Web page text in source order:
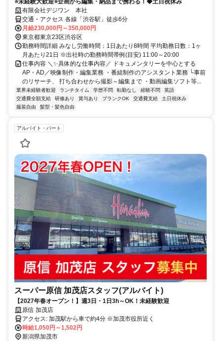
有限会社デジワン 本社
交通・アクセス 各線「渋谷駅」徒歩6分
月給230,000円～350,000円
東京都東京23区渋谷区
勤務時間詳細 みなし労働時間：1日あたり8時間 平均勤務日数：1ヶ
月あたり21日 ※出社時の勤務時間帯例(目安) 11:00～20:00
仕事内容 ＼✨具体的な仕事内容／ ドキュメンタリーを中心とする
AP・AD／映像制作・編集業務 ・番組制作のアシスタント業務 └事前
のリサーチ、 打ち合わせから撮影～編集まで ・動画編集ソフト等...
業界未経験者歓迎 ランチタイム 学歴不問 転勤なし 経験不問
英語
交通費全額支給
研修あり 賞与あり ブランクOK 交通費支給
土日祝休み
服装自由
髪型・髪色自由
アルバイト・パート
スーパー原信 加茂店スタッフ(アルバイト)
【2027年春オープン！】週3日・1日3h～OK！未経験歓迎
原信 加茂店
アクセス: 加茂駅から車で約4分 ※加茂市役所近く
時給1,050円～1,502円
新潟県加茂市